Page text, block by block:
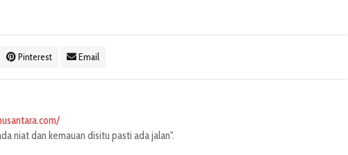
Pinterest Email
niat dan kemauan disitu pasti ada jalan".